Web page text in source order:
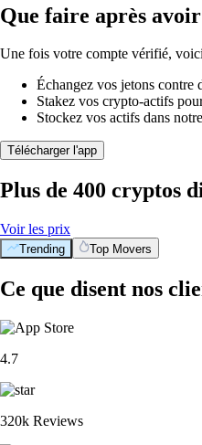
Que faire après
Une fois votre compte vérifié,
Échangez vos jetons contre
Stakez vos crypto-actifs
Stockez vos actifs dans
Télécharger l'app
Plus de 400 cryptos
Voir les prix
Trending Top Movers
Ce que disent nos
4.7
320k Reviews